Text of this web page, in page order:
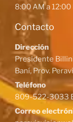
8:00 AM a 12:00
Contacto
Dirección
Presidente
Baní, Prov.
Teléfono
809-522-3033
Correo